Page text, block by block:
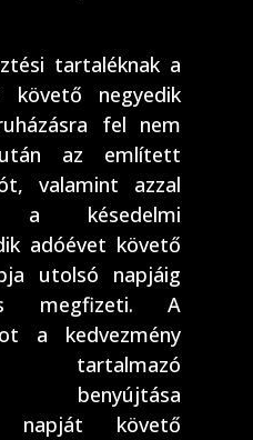
tartaléknak a
követő negyedik
fel nem
az említett
valamint azzal
a késedelmi
adóévet követő
utolsó napjáig
megfizeti. A
a kedvezmény
tartalmazó
benyújtása
napját követő